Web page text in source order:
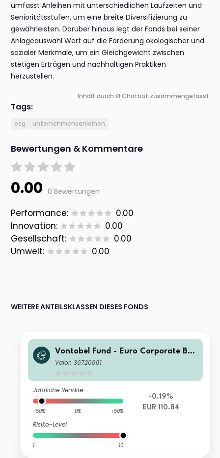
umfasst Anleihen mit unterschiedlichen Laufzeiten und
Senioritätsstufen, um eine breite Diversifizierung zu
gewährleisten. Darüber hinaus legt der Fonds bei seiner
Anlageauswahl Wert auf die Förderung ökologischer und
sozialer Merkmale, um ein Gleichgewicht zwischen
stetigen Erträgen und nachhaltigen Praktiken
herzustellen.
Inhalt durch KI Chatbot zusammengefasst
Tags:
esg unternehmensanleihen
Bewertungen & Kommentare
0.00 0 Bewertungen
Performance:
0.00
Innovation:
0.00
Gesellschaft:
0.00
Umwelt:
0.00
WEITERE ANTEILSKLASSEN DIESES FONDS
Vontobel Fund - Euro Corporate Bon
d N EUR Cap
Valor: 36720881
Jährliche Rendite
-50% 0% +50%
Risiko-Level
1 10
-0.19%
EUR 110.84